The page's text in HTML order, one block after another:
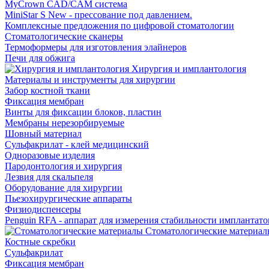
MyCrown CAD/CAM система
MiniStar S New - прессование под давлением.
Комплексные предложения по цифровой стоматологии
Стоматологические сканеры
Термоформеры для изготовления элайнеров
Печи для обжига
Хирургия и имплантология
Материалы и инструменты для хирургии
Забор костной ткани
Фиксация мембран
Винты для фиксации блоков, пластин
Мембраны нерезорбируемые
Шовный материал
Сульфакрилат - клей медицинский
Одноразовые изделия
Пародонтология и хирургия
Лезвия для скальпеля
Оборудование для хирургии
Пьезохирургические аппараты
Физиодиспенсеры
Penguin RFA - аппарат для измерения стабильности
Стоматологические
Костные скребки
Сульфакрилат
Фиксация мембран